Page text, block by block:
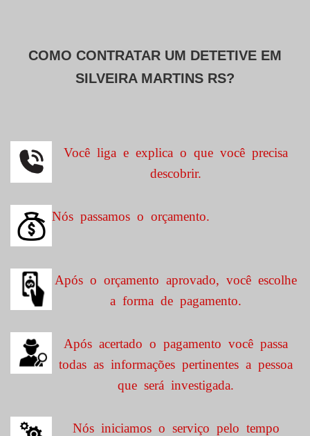
COMO CONTRATAR UM DETETIVE EM
SILVEIRA MARTINS RS?
Você liga e explica o que você precisa
descobrir.
Nós passamos o orçamento.
Após o orçamento aprovado, você escolhe
a forma de pagamento.
Após acertado o pagamento você passa
todas as informações pertinentes a pessoa
que será investigada.
Nós iniciamos o serviço pelo tempo